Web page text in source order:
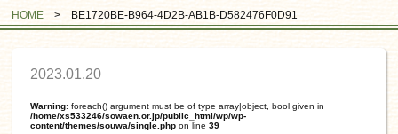
HOME > BE1720BE-B964-4D2B-AB1B-D582476F0D91
2023.01.20
Warning: foreach() argument must be of type array|object, bool given in
/home/xs533246/sowaen.or.jp/public_html/wp/wp-
content/themes/souwa/single.php on line39